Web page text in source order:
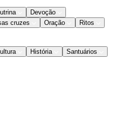
Devoção
cruzes Oração
Ritos
História
Santuários